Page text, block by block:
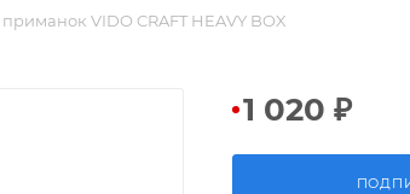
VIDO CRAFT HEAVY BOX
1 020 ₽